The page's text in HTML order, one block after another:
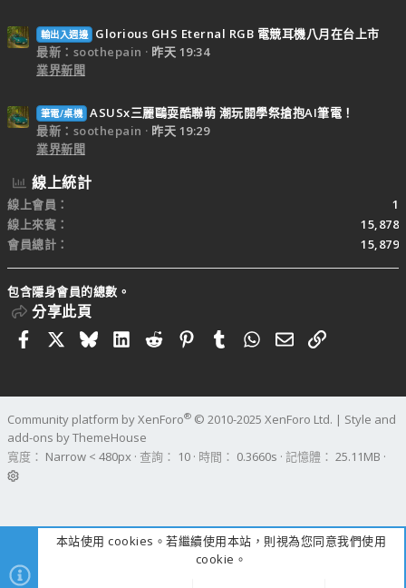
輸出入週邊
Glorious GHS Eternal RGB 電競耳機八月在台上市
最新：soothepain
昨天 19:34
業界新聞
筆電/桌機 ASUSx三麗鷗耍酷聯萌 潮玩開學祭搶抱AI筆電！
最新：soothepain
昨天 19:29
業界新聞
線上統計
線上會員
1
線上來賓
15,878
會員總計
15,879
包含隱身會員的總數。
分享此頁
FacebookBlueskyLinkedIn
RedditPinterestTumblrWhatsApp
電子郵件
連結
Community platform by XenForo® © 2010-2025 XenForo Ltd. | Style and
add-ons by ThemeHouse
寬度
查詢 10 時間 0.3660s 記憶體 25.11MB
本站使用 cookies。若繼續使用本站，則視為您同意我們使用
cookie。